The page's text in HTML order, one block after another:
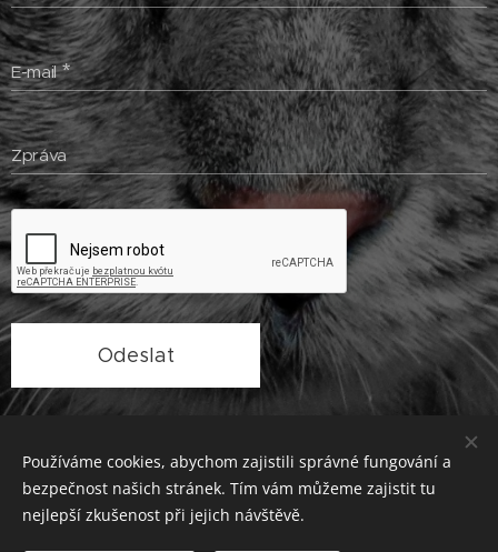
E-mail
Zpráva
Odeslat
vytvořila MVDr. Tereza Bartošová
Používáme cookies, abychom zajistili správné fungování a
bezpečnost našich stránek. Tím vám můžeme zajistit tu
nejlepší zkušenost při jejich návštěvě.